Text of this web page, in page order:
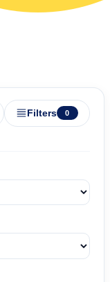
Filters 0